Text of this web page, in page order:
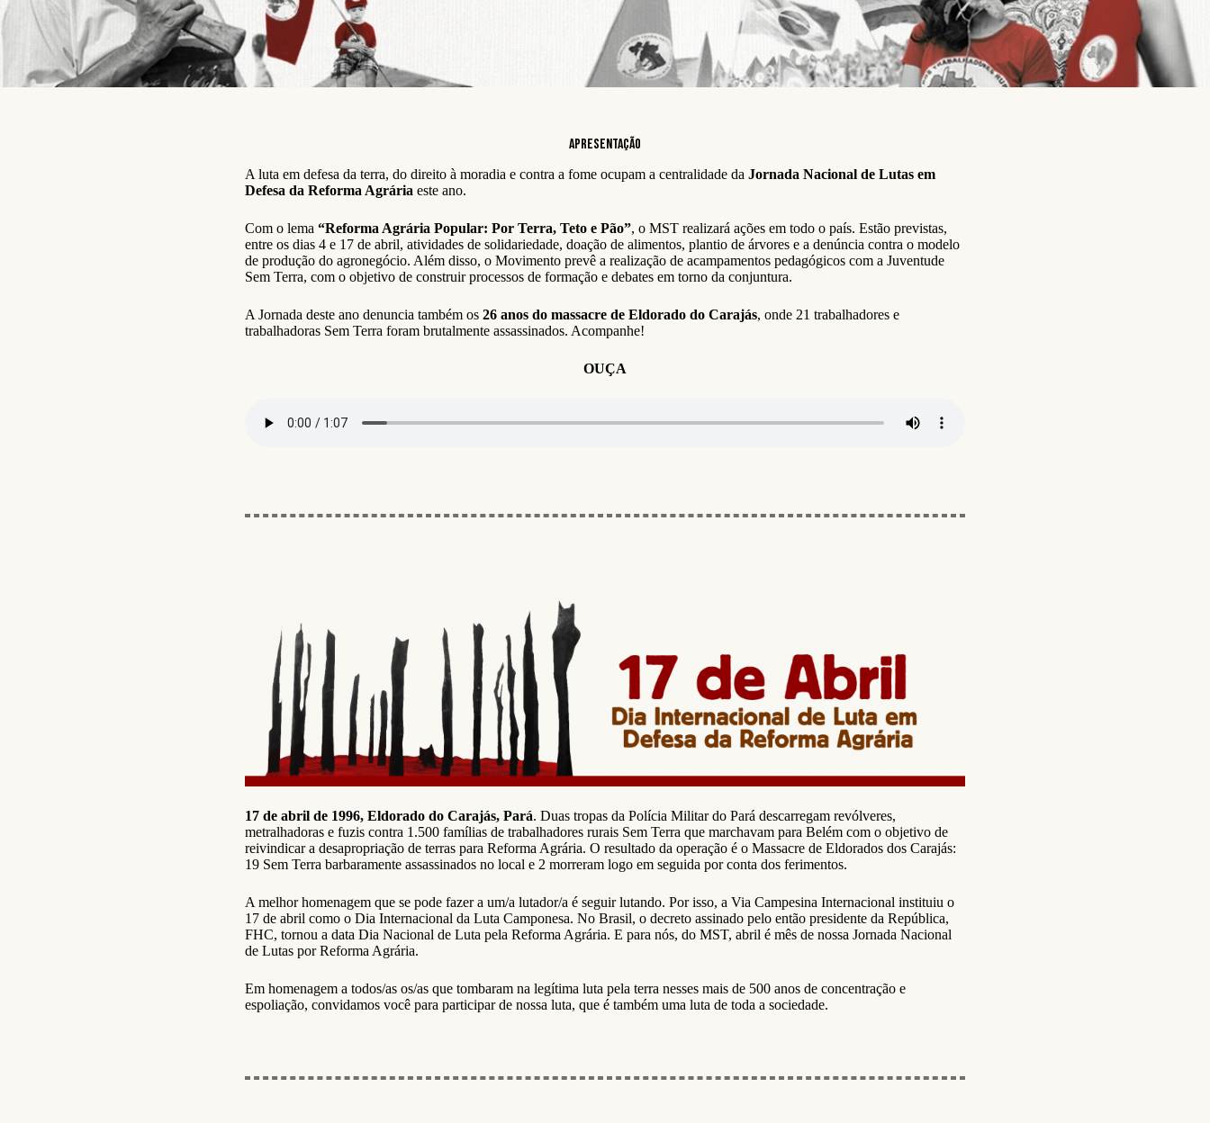
Apresentação
A luta em defesa da terra, do direito à moradia e contra a fome ocupam a centralidade da Jornada Nacional de Lutas em
Defesa da Reforma Agrária este ano.
Com o lema “Reforma Agrária Popular: Por Terra, Teto e Pão”, o MST realizará ações em todo o país. Estão previstas,
entre os dias 4 e 17 de abril, atividades de solidariedade, doação de alimentos, plantio de árvores e a denúncia contra o modelo
de produção do agronegócio. Além disso, o Movimento prevê a realização de acampamentos pedagógicos com a Juventude
Sem Terra, com o objetivo de construir processos de formação e debates em torno da conjuntura.
A Jornada deste ano denuncia também os 26 anos do massacre de Eldorado do Carajás, onde 21 trabalhadores e
trabalhadoras Sem Terra foram brutalmente assassinados. Acompanhe!
OUÇA
17 de abril de 1996, Eldorado do Carajás, Pará. Duas tropas da Polícia Militar do Pará descarregam revólveres,
metralhadoras e fuzis contra 1.500 famílias de trabalhadores rurais Sem Terra que marchavam para Belém com o objetivo de
reivindicar a desapropriação de terras para Reforma Agrária. O resultado da operação é o Massacre de Eldorados dos Carajás:
19 Sem Terra barbaramente assassinados no local e 2 morreram logo em seguida por conta dos ferimentos.
A melhor homenagem que se pode fazer a um/a lutador/a é seguir lutando. Por isso, a Via Campesina Internacional instituiu o
17 de abril como o Dia Internacional da Luta Camponesa. No Brasil, o decreto assinado pelo então presidente da República,
FHC, tornou a data Dia Nacional de Luta pela Reforma Agrária. E para nós, do MST, abril é mês de nossa Jornada Nacional
de Lutas por Reforma Agrária.
Em homenagem a todos/as os/as que tombaram na legítima luta pela terra nesses mais de 500 anos de concentração e
espoliação, convidamos você para participar de nossa luta, que é também uma luta de toda a sociedade.